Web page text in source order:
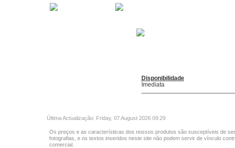
Disponibilidade
Imediata
Última Actualização: Friday, 07 August 2026 09:29
Os preços e as características dos nossos produtos são susceptíveis de
fotografias, e os textos inseridos neste site não podem servir de vínculo
comercial.